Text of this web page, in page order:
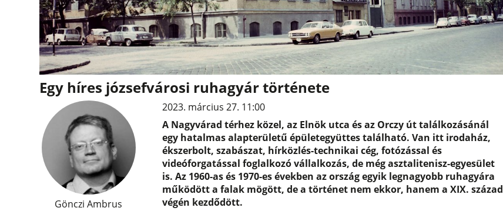
Egy híres józsefvárosi ruhagyár története
Gönczi Ambrus
2023. március 27. 11:00
A Nagyvárad térhez közel, az Elnök utca és az Orczy út találkozásánál
egy hatalmas alapterületű épületegyüttes található. Van itt irodaház,
ékszerbolt, szabászat, hírközlés-technikai cég, fotózással és
videóforgatással foglalkozó vállalkozás, de még asztalitenisz-egyesület
is. Az 1960-as és 1970-es években az ország egyik legnagyobb ruhagyára
működött a falak mögött, de a történet nem ekkor, hanem a XIX. század
végén kezdődött.